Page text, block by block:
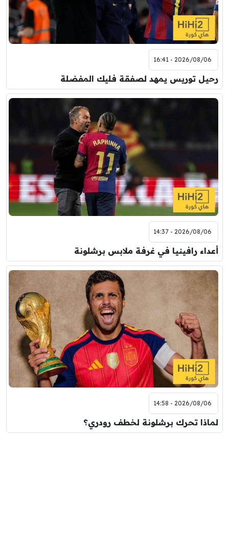
2026/08/06 - 16:41
رحيل توريس يمهد لصفقة فليك المفضلة
2026/08/06 - 14:37
أعداء رافينيا في غرفة ملابس برشلونة
2026/08/06 - 14:58
لماذا تحرك برشلونة لخطف رودري؟